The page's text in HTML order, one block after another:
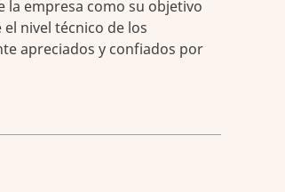
la empresa como su objetivo
nivel técnico de los
apreciados y confiados por